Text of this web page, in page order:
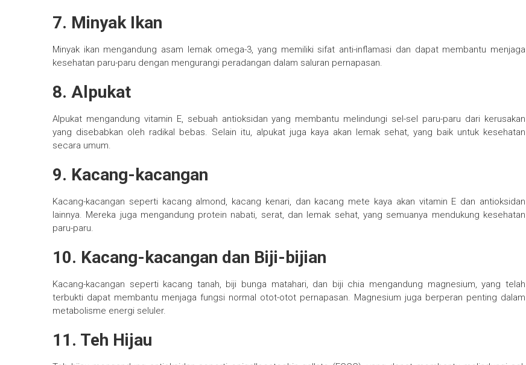
7. Minyak Ikan
Minyak ikan mengandung asam lemak omega-3, yang memiliki sifat anti-inflamasi dan dapat membantu menjaga
kesehatan paru-paru dengan mengurangi peradangan dalam saluran pernapasan.
8. Alpukat
Alpukat mengandung vitamin E, sebuah antioksidan yang membantu melindungi sel-sel paru-paru dari kerusakan
yang disebabkan oleh radikal bebas. Selain itu, alpukat juga kaya akan lemak sehat, yang baik untuk kesehatan
secara umum.
9. Kacang-kacangan
Kacang-kacangan seperti kacang almond, kacang kenari, dan kacang mete kaya akan vitamin E dan antioksidan
lainnya. Mereka juga mengandung protein nabati, serat, dan lemak sehat, yang semuanya mendukung kesehatan
paru-paru.
10. Kacang-kacangan dan Biji-bijian
Kacang-kacangan seperti kacang tanah, biji bunga matahari, dan biji chia mengandung magnesium, yang telah
terbukti dapat membantu menjaga fungsi normal otot-otot pernapasan. Magnesium juga berperan penting dalam
metabolisme energi seluler.
11. Teh Hijau